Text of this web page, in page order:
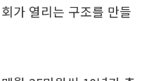
가 열리는 구조를 만들